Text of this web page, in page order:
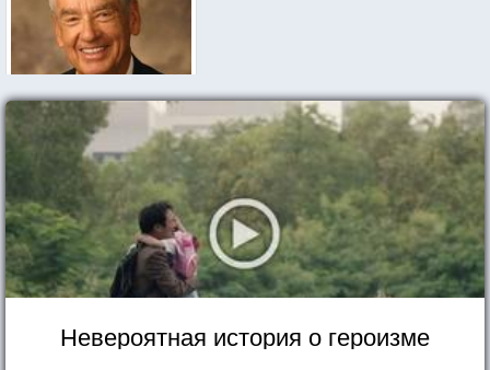
Невероятная история о героизме